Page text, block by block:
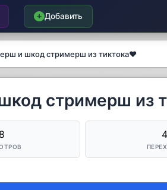
Добавить
и шкод стримерш из тиктока❤️
стримерш из